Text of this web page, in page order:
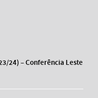
24) – Conferência Leste